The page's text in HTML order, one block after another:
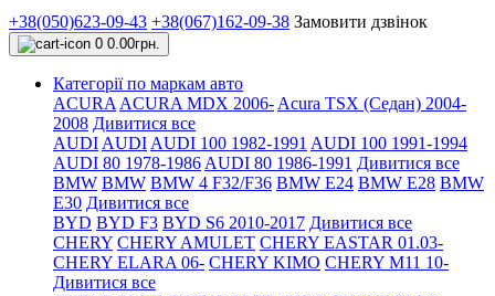
+38(050)623-09-43 +38(067)162-09-38 Замовити дзвінок
0 0.00грн.
Категорії по маркам авто
ACURA ACURA MDX 2006- Acura TSX (Седан) 2004-
2008 Дивитися все
AUDI AUDI AUDI 100 1982-1991 AUDI 100 1991-1994
AUDI 80 1978-1986 AUDI 80 1986-1991 Дивитися все
BMW BMW BMW 4 F32/F36 BMW E24 BMW E28 BMW
E30 Дивитися все
BYD BYD F3 BYD S6 2010-2017 Дивитися все
CHERY CHERY AMULET CHERY EASTAR 01.03-
CHERY ELARA 06- CHERY KIMO CHERY M11 10-
Дивитися все